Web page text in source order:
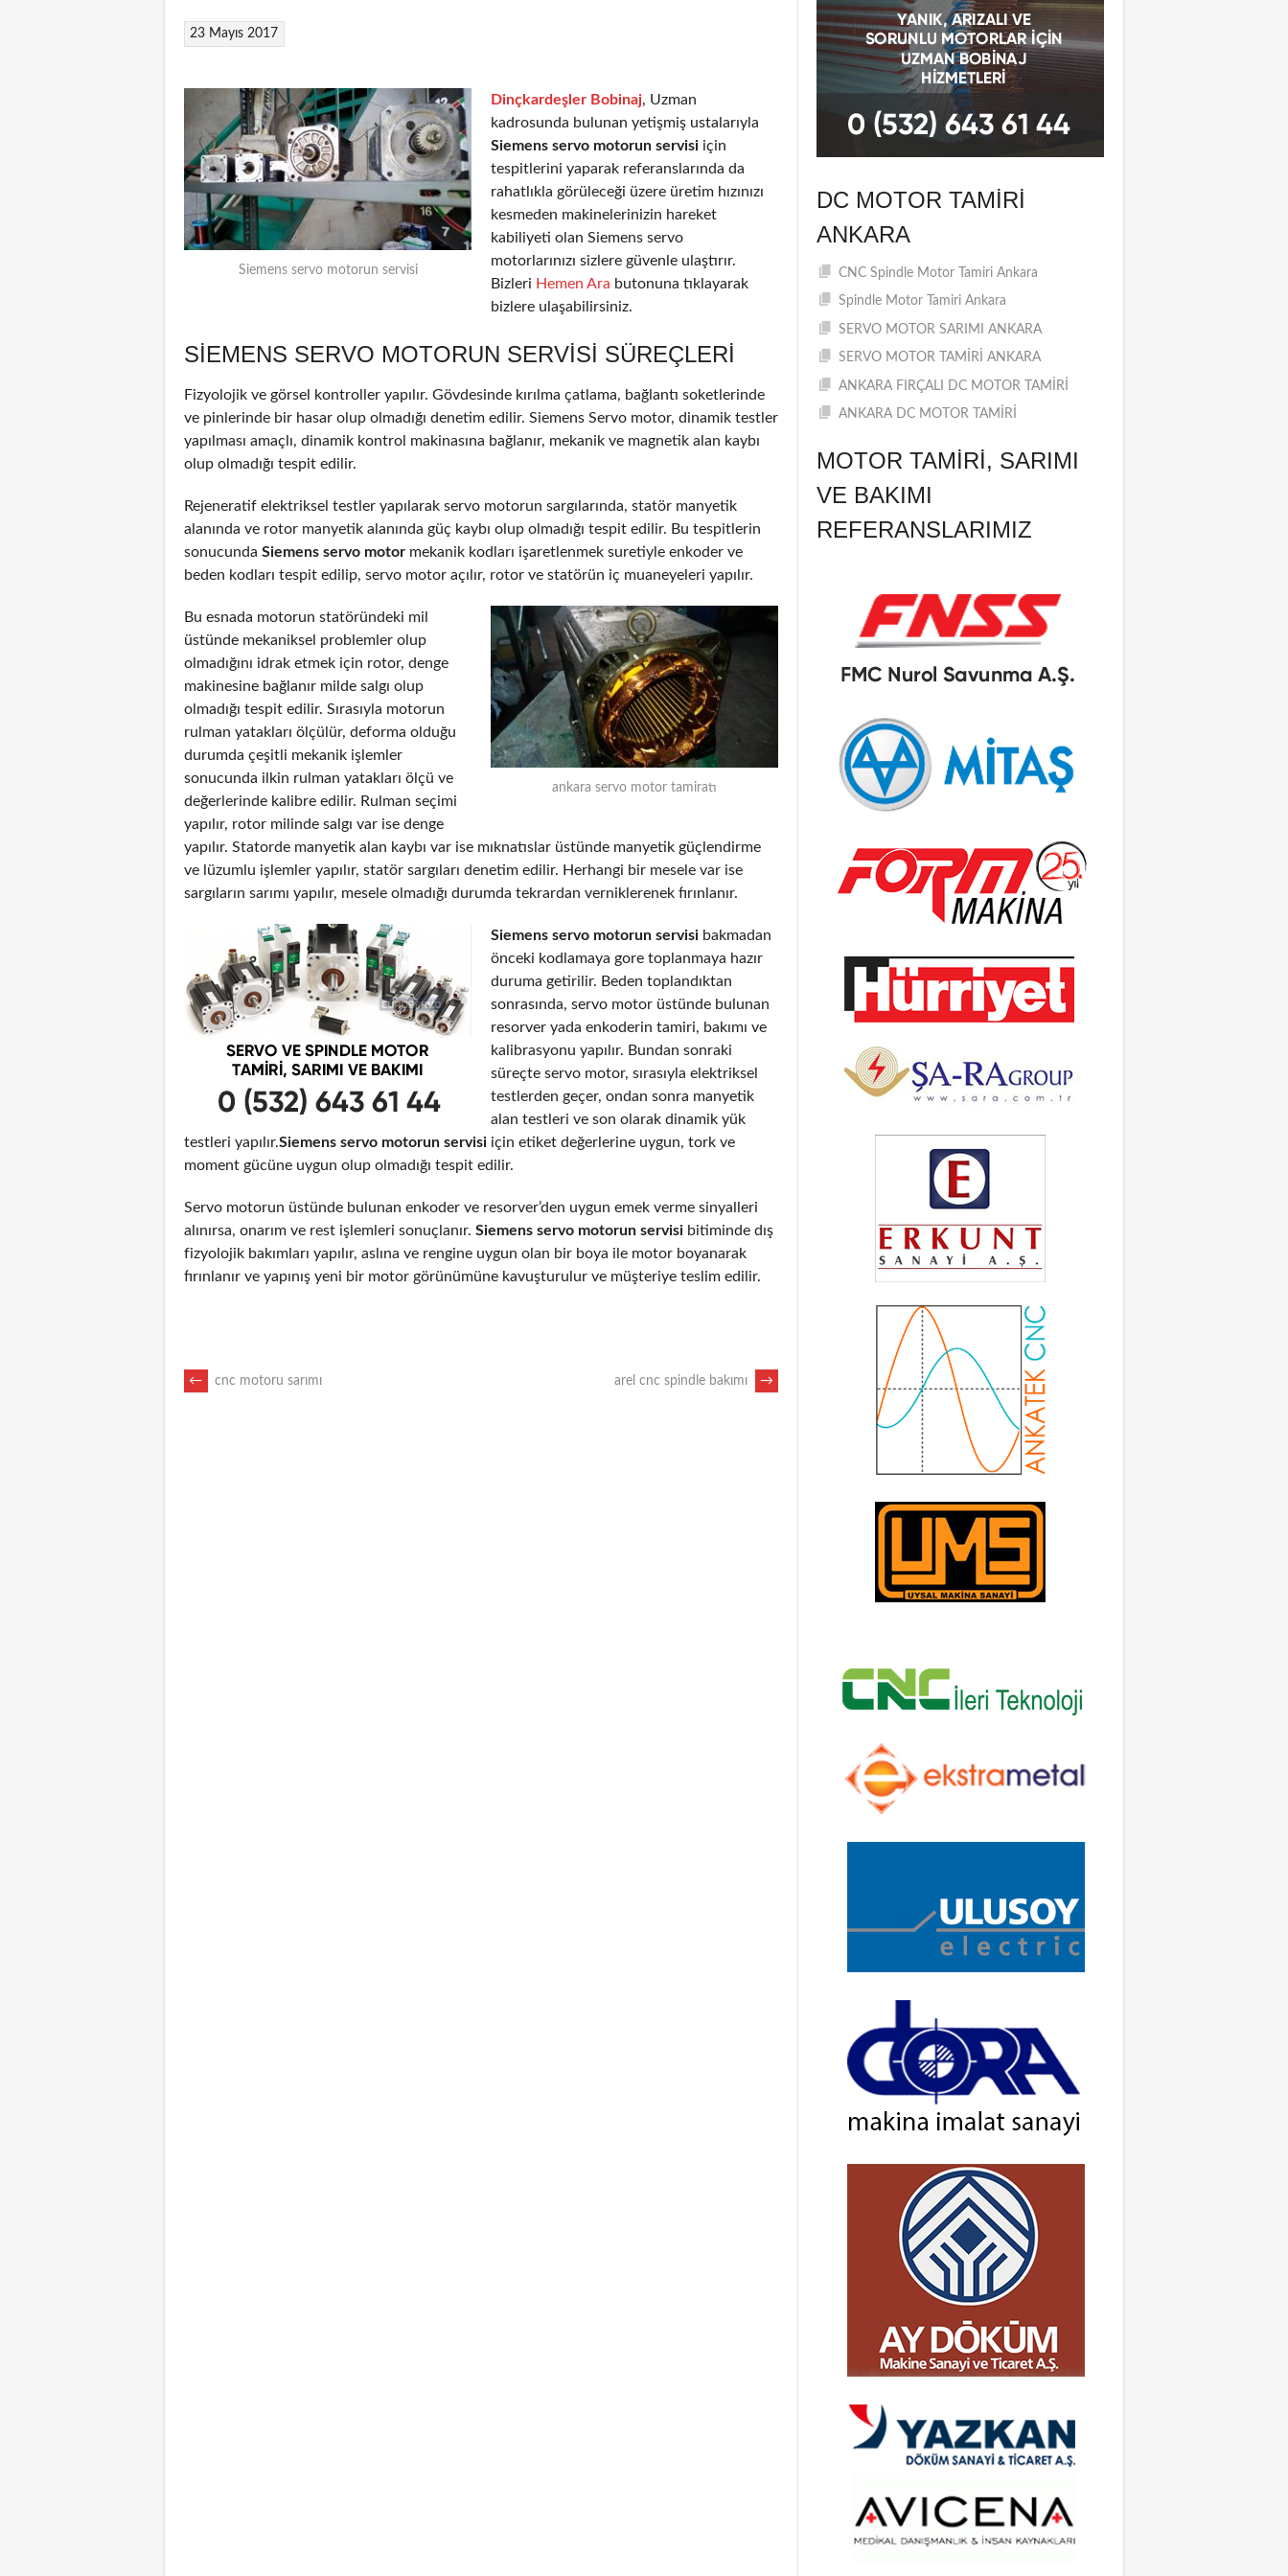
23 Mayıs 2017
Siemens servo motorun servisi
Dinçkardeşler Bobinaj, Uzman
kadrosunda bulunan yetişmiş ustalarıyla
Siemens servo motorun servisi için
tespitlerini yaparak referanslarında da
rahatlıkla görüleceği üzere üretim hızınızı
kesmeden makinelerinizin hareket
kabiliyeti olan Siemens servo
motorlarınızı sizlere güvenle ulaştırır.
Bizleri Hemen Ara butonuna tıklayarak
bizlere ulaşabilirsiniz.
SIEMENS SERVO MOTORUN SERVISI SÜREÇLERI
Fizyolojik ve görsel kontroller yapılır. Gövdesinde kırılma çatlama, bağlantı soketlerinde
ve pinlerinde bir hasar olup olmadığı denetim edilir. Siemens Servo motor, dinamik testler
yapılması amaçlı, dinamik kontrol makinasına bağlanır, mekanik ve magnetik alan kaybı
olup olmadığı tespit edilir.
Rejeneratif elektriksel testler yapılarak servo motorun sargılarında, statör manyetik
alanında ve rotor manyetik alanında güç kaybı olup olmadığı tespit edilir. Bu tespitlerin
sonucunda Siemens servo motor mekanik kodları işaretlenmek suretiyle enkoder ve
beden kodları tespit edilip, servo motor açılır, rotor ve statörün iç muaneyeleri yapılır.
ankara servo motor tamiratı
Bu esnada motorun statöründeki mil
üstünde mekaniksel problemler olup
olmadığını idrak etmek için rotor, denge
makinesine bağlanır milde salgı olup
olmadığı tespit edilir. Sırasıyla motorun
rulman yatakları ölçülür, deforma olduğu
durumda çeşitli mekanik işlemler
sonucunda ilkin rulman yatakları ölçü ve
değerlerinde kalibre edilir. Rulman seçimi
yapılır, rotor milinde salgı var ise denge
yapılır. Statorde manyetik alan kaybı var ise mıknatıslar üstünde manyetik güçlendirme
ve lüzumlu işlemler yapılır, statör sargıları denetim edilir. Herhangi bir mesele var ise
sargıların sarımı yapılır, mesele olmadığı durumda tekrardan verniklerenek fırınlanır.
Siemens servo motorun servisi bakmadan
önceki kodlamaya gore toplanmaya hazır
duruma getirilir. Beden toplandıktan
sonrasında, servo motor üstünde bulunan
resorver yada enkoderin tamiri, bakımı ve
kalibrasyonu yapılır. Bundan sonraki
süreçte servo motor, sırasıyla elektriksel
testlerden geçer, ondan sonra manyetik
alan testleri ve son olarak dinamik yük
testleri yapılır.Siemens servo motorun servisi için etiket değerlerine uygun, tork ve
moment gücüne uygun olup olmadığı tespit edilir.
Servo motorun üstünde bulunan enkoder ve resorver’den uygun emek verme sinyalleri
alınırsa, onarım ve rest işlemleri sonuçlanır. Siemens servo motorun servisi bitiminde dış
fizyolojik bakımları yapılır, aslına ve rengine uygun olan bir boya ile motor boyanarak
fırınlanır ve yapınış yeni bir motor görünümüne kavuşturulur ve müşteriye teslim edilir.
POST
← cnc motoru sarımı arel cnc spindle bakımı →
DC MOTOR TAMIRI
ANKARA
CNC Spindle Motor Tamiri Ankara
Spindle Motor Tamiri Ankara
SERVO MOTOR SARIMI ANKARA
SERVO MOTOR TAMİRİ ANKARA
ANKARA FIRÇALI DC MOTOR TAMİRİ
ANKARA DC MOTOR TAMİRİ
MOTOR TAMIRI, SARIMI
VE BAKIMI
REFERANSLARIMIZ